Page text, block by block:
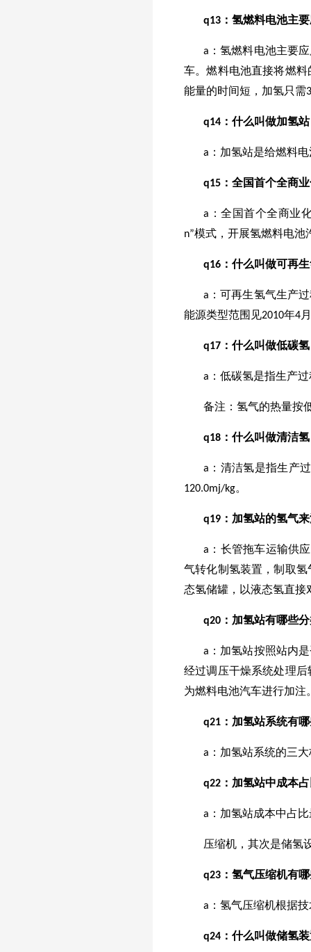
q13 ：氢燃料电池主
a：氢燃料电池主要
车。燃料电池直接将燃
能量的时间短，加氢只需
q14 ：什么叫做加氢
a：加氢站是给燃料
q15 ：全国首个全商
a：全国首个全商业
n”模式，开展氢燃料电池
q16 ：什么叫做可再
a：可再生氢气生产
能源类型范围见2010年4
q17 ：什么叫做低碳
a：低碳氢是指生产
备注：氢气的热量按
q18 ：什么叫做清洁
a：清洁氢是指生产
120.0mj/kg。
q19 ：加氢站的氢气
a：长管拖车运输供
气转化制氢装置，制取
态氢储罐，以液态氢直接
q20 ：加氢站有哪些
a：加氢站按照站内
经过调压干燥系统处理
为燃料电池汽车进行加注
q21 ：加氢站系统有
a：加氢站系统的三
q22 ：加氢站中成本
a：加氢站成本中占
压缩机，其次是储氢
q23 ：氢气压缩机有
a：氢气压缩机根据
q24 ：什么叫做储氢